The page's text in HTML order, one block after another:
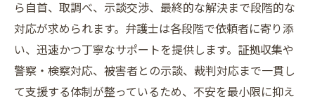
ら自首、取調べ、示談交渉、最終的な解決まで段階的な
対応が求められます。弁護士は各段階で依頼者に寄り添
い、迅速かつ丁寧なサポートを提供します。証拠収集や
警察・検察対応、被害者との示談、裁判対応まで一貫し
て支援する体制が整っているため、不安を最小限に抑え